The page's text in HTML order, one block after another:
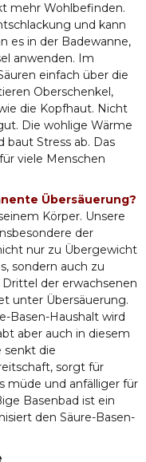
mehr Wohlbefinden.
und kann
es in der Badewanne,
anwenden. Im
einfach über die
Oberschenkel,
die Kopfhaut. Nicht
Die wohlige Wärme
baut Stress ab. Das
viele Menschen
Übersäuerung?
Körper. Unsere
der
nur zu Übergewicht
sondern auch zu
der erwachsenen
unter Übersäuerung.
Basen-Haushalt wird
aber auch in diesem
senkt die
sorgt für
müde und anfälliger für
Basenbad ist ein
den Säure-Basen-